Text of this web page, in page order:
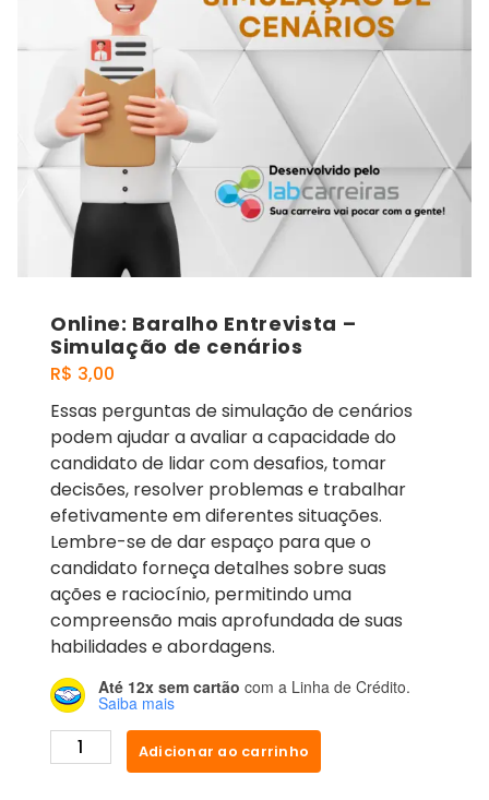
Online: Baralho Entrevista –
Simulação de cenários
R$ 3,00
Essas perguntas de simulação de cenários
podem ajudar a avaliar a capacidade do
candidato de lidar com desafios, tomar
decisões, resolver problemas e trabalhar
efetivamente em diferentes situações.
Lembre-se de dar espaço para que o
candidato forneça detalhes sobre suas
ações e raciocínio, permitindo uma
compreensão mais aprofundada de suas
habilidades e abordagens.
Até 12x sem cartão com a Linha de Crédito.
Saiba mais
Adicionar ao carrinho